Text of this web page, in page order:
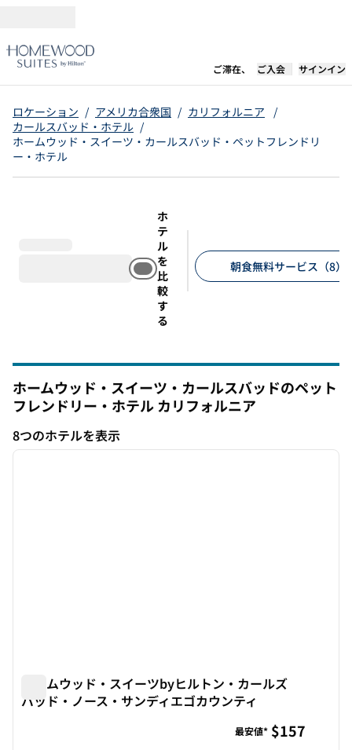
ご滞在、 新しいタブで開
ご入会 サインイン
ロケーション / アメリカ合衆国 / カリフォルニア
/
カールスバッド・ホテル /
ホームウッド・スイーツ・カールスバッド・ペットフレンドリ
ー・ホテル
ホ
テ
ル
を
比
較
す
る
朝食無料サービス（8）
ホームウッド・スイーツ・カールスバッドのペット
フレンドリー・ホテル カリフォルニア
8つのホテルを表示
8つのホテルを表示
1/12
次の
ホームウッド・スイーツbyヒルトン・カールズ
バッド・ノース・サンディエゴカウンティ
最安値* $157